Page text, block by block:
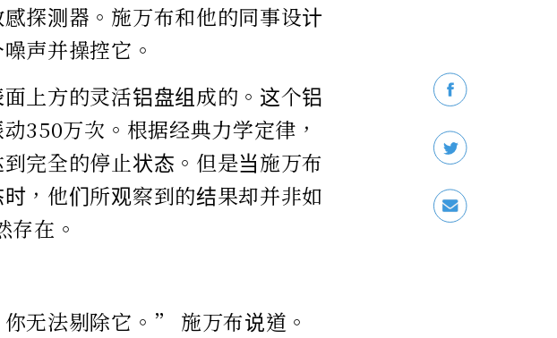
探测器。施万布和他的同事设计
声并操控它。
上方的灵活铝盘组成的。这个铝
350万次。根据经典力学定律，
完全的停止状态。但是当施万布
，他们所观察到的结果却并非如
存在。
无法剔除它。” 施万布说道。